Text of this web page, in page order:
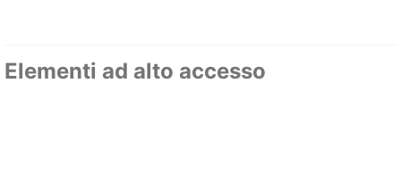
Elementi ad alto accesso